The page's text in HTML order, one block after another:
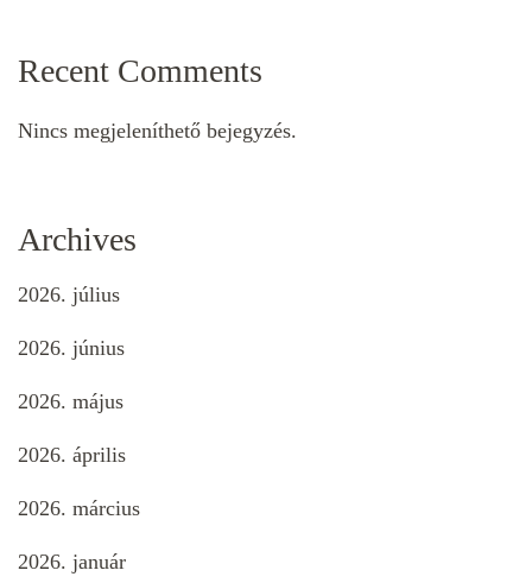
Recent Comments
Nincs megjeleníthető bejegyzés.
Archives
2026. július
2026. június
2026. május
2026. április
2026. március
2026. január